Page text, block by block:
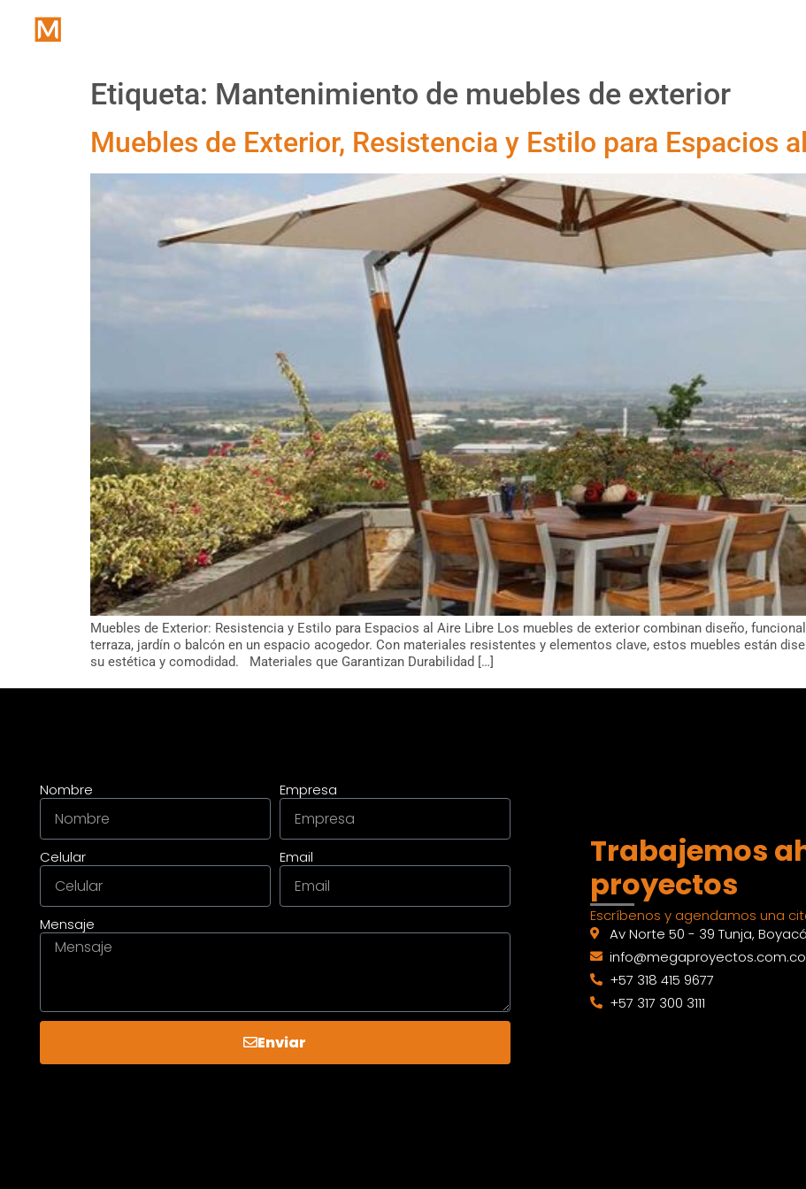
Etiqueta: Mantenimiento de muebles de exterior
Muebles de Exterior, Resistencia y Estilo para Espacios
Muebles de Exterior: Resistencia y Estilo para Espacios al Aire Libre Los muebles de exterior combinan diseño,
terraza, jardín o balcón en un espacio acogedor. Con materiales resistentes y elementos clave, estos muebles están
su estética y comodidad. Materiales que Garantizan Durabilidad […]
Nombre Empresa
Celular Email
Mensaje
Enviar
Trabajemos
proyectos
Escríbenos y agendamos una
Av Norte 50 - 39 Tunja, Boyacá
info@megaproyectos.com.co
+57 318 415 9677
+57 317 300 3111